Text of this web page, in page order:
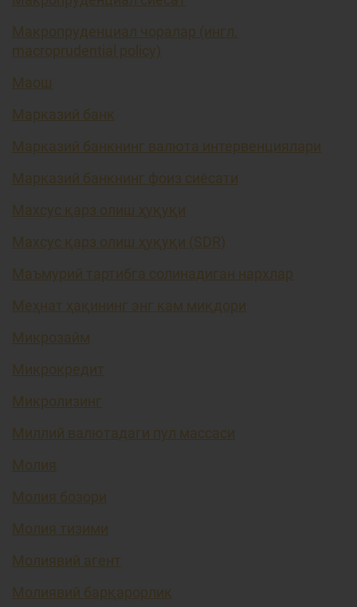
Макропруденциал чоралар (ингл.
macroprudential policy)
Маош
Марказий банк
Марказий банкнинг валюта интервенциялари
Марказий банкнинг фоиз сиёсати
Махсус қарз олиш ҳуқуқи
Махсус қарз олиш ҳуқуқи (SDR)
Маъмурий тартибга солинадиган нархлар
Меҳнат ҳақининг энг кам миқдори
Микрозайм
Микрокредит
Микролизинг
Миллий валютадаги пул массаси
Молия
Молия бозори
Молия тизими
Молиявий агент
Молиявий барқарорлик